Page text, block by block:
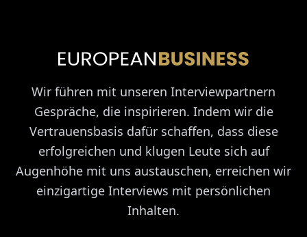
Wir führen mit unseren Interviewpartnern
Gespräche, die inspirieren. Indem wir die
Vertrauensbasis dafür schaffen, dass diese
erfolgreichen und klugen Leute sich auf
Augenhöhe mit uns austauschen, erreichen wir
einzigartige Interviews mit persönlichen
Inhalten.